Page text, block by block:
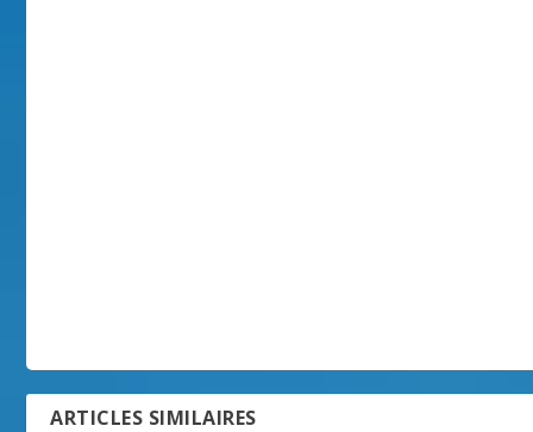
ARTICLES SIMILAIRES